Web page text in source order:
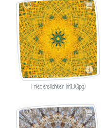
Friedenslichter (m130.jpg)